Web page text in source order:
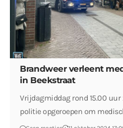
Brandweer verleent
in Beekstraat
Vrijdagmiddag rond 15.00
politie opgeroepen om